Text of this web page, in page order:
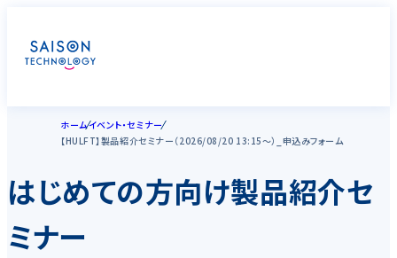
ホームイベント・セミナー
【HULFT】製品紹介セミナー（2026/08/20 13:15～）_申込みフォーム
はじめての方向け製品紹介セ
ミナー